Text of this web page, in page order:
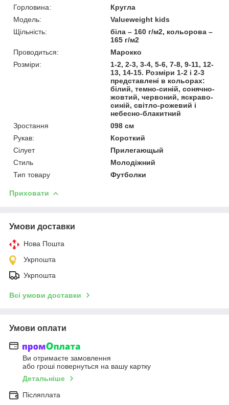
Горловина:
Кругла
Модель:
Valueweight kids
Щільність:
біла – 160 г/м2, кольорова –
165 г/м2
Проводиться:
Марокко
Розміри:
1-2, 2-3, 3-4, 5-6, 7-8, 9-11, 12-
13, 14-15. Розміри 1-2 і 2-3
представлені в кольорах:
білий, темно-синій, сонячно-
жовтий, червоний, яскраво-
синій, світло-рожевий і
небесно-блакитний
Зростання
098 см
Рукав:
Короткий
Сілует
Прилегающый
Стиль
Молодіжний
Тип товару
Футболки
Приховати
Умови доставки
Нова Пошта
Укрпошта
Укрпошта
Всі умови доставки
Умови оплати
Ви отримаєте замовлення
або гроші повернуться на вашу картку
Детальніше
Післяплата